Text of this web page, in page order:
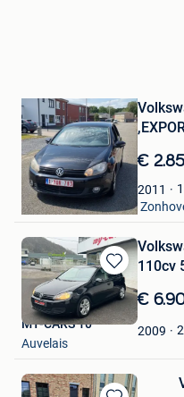
Mijn
Favorieten
€
2011
Alex
Houthalen+ Deel Van
Bewaren
in
Mijn
Favorieten
110cv
€
2009
MY-CARS 10
Auvelais